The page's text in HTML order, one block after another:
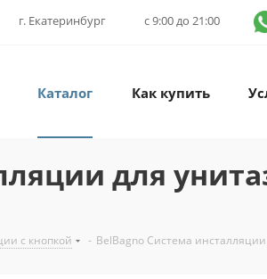
г. Екатеринбург с 9:00 до 21:00
Каталог Как купить
для
с кнопкой - BelBagno Система